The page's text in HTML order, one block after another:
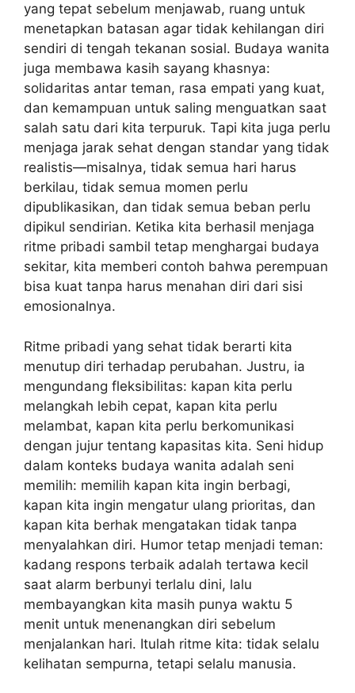
yang tepat sebelum menjawab, ruang untuk
menetapkan batasan agar tidak kehilangan diri
sendiri di tengah tekanan sosial. Budaya wanita
juga membawa kasih sayang khasnya:
solidaritas antar teman, rasa empati yang kuat,
dan kemampuan untuk saling menguatkan saat
salah satu dari kita terpuruk. Tapi kita juga perlu
menjaga jarak sehat dengan standar yang tidak
realistis—misalnya, tidak semua hari harus
berkilau, tidak semua momen perlu
dipublikasikan, dan tidak semua beban perlu
dipikul sendirian. Ketika kita berhasil menjaga
ritme pribadi sambil tetap menghargai budaya
sekitar, kita memberi contoh bahwa perempuan
bisa kuat tanpa harus menahan diri dari sisi
emosionalnya.
Ritme pribadi yang sehat tidak berarti kita
menutup diri terhadap perubahan. Justru, ia
mengundang fleksibilitas: kapan kita perlu
melangkah lebih cepat, kapan kita perlu
melambat, kapan kita perlu berkomunikasi
dengan jujur tentang kapasitas kita. Seni hidup
dalam konteks budaya wanita adalah seni
memilih: memilih kapan kita ingin berbagi,
kapan kita ingin mengatur ulang prioritas, dan
kapan kita berhak mengatakan tidak tanpa
menyalahkan diri. Humor tetap menjadi teman:
kadang respons terbaik adalah tertawa kecil
saat alarm berbunyi terlalu dini, lalu
membayangkan kita masih punya waktu 5
menit untuk menenangkan diri sebelum
menjalankan hari. Itulah ritme kita: tidak selalu
kelihatan sempurna, tetapi selalu manusia.